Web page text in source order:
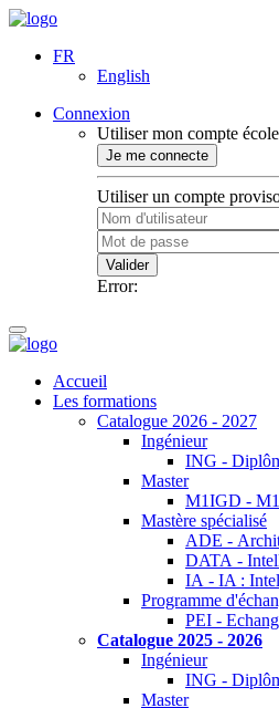
FR
English
Connexion
Utiliser mon compte école
Je me connecte
Utiliser un compte
Valider
Error:
Accueil
Les formations
Catalogue 2026 - 2027
Ingénieur
ING -
Master
M1IGD -
Mastère spécialisé
ADE -
DATA -
IA - IA :
Programme
PEI -
Catalogue 2025 - 2026
Ingénieur
ING -
Master